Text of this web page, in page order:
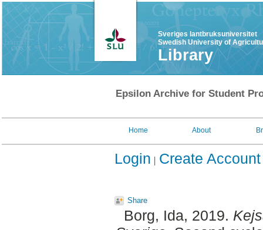
Sveriges lantbruksuniversitet
Swedish University of
Library
Epsilon Archive for Student
Home About
Login Create Account
Share
Borg, Ida, 2019.